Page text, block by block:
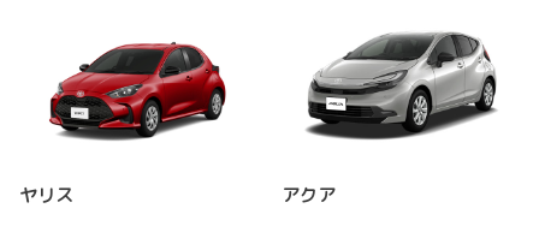
ヤリス アクア